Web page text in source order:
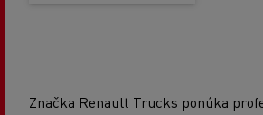
Značka Renault Trucks ponúka